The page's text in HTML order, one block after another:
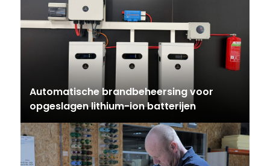
Automatische brandbeheersing voor
opgeslagen lithium-ion batterijen